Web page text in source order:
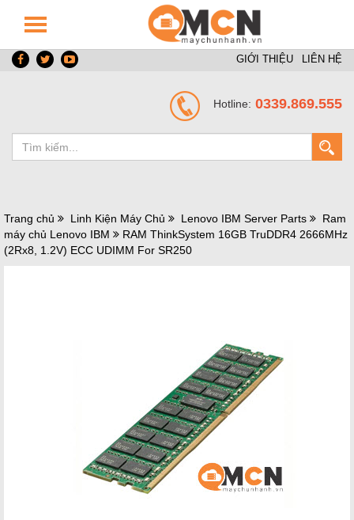
GIỚI THIỆU LIÊN HỆ
Hotline: 0339.869.555
Trang chủ Linh Kiện Máy Chủ Lenovo IBM Server Parts
Ram
máy chủ Lenovo IBM
RAM ThinkSystem 16GB TruDDR4 2666MHz
(2Rx8, 1.2V) ECC UDIMM For SR250